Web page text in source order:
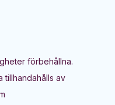
förbehållna.
tillhandahålls av